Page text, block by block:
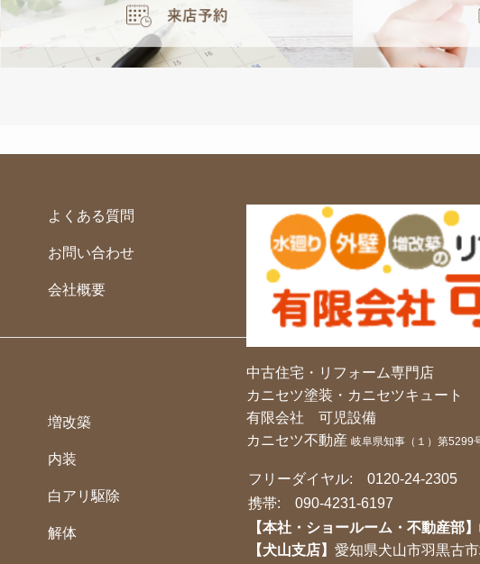
よくある質問
お問い合わせ
会社概要
増改築
内装
白アリ駆除
解体
中古住宅・リフォーム専門店
カニセツ塗装・カニセツキュート
有限会社 可児設備
カニセツ不動産 岐阜県知事（１）第5299
フリーダイヤル: 0120-24-2305
携帯: 090-4231-6197
【本社・ショールーム・不動産部】
【犬山支店】 愛知県犬山市羽黒古